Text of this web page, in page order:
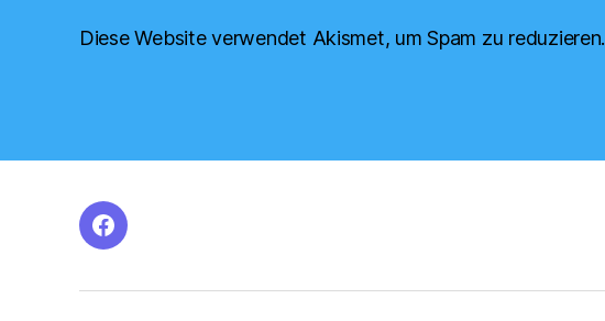
Diese Website verwendet Akismet, um Spam zu reduzieren.
facebook